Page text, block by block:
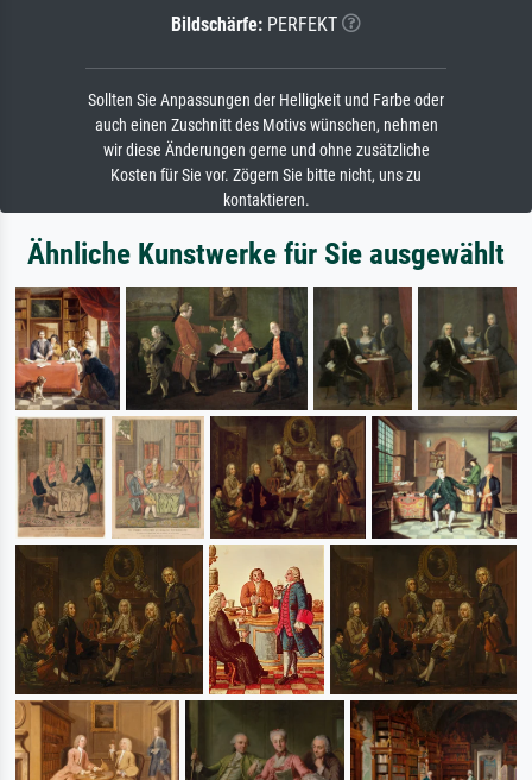
Bildschärfe: PERFEKT
Sollten Sie Anpassungen der Helligkeit und Farbe oder
auch einen Zuschnitt des Motivs wünschen, nehmen
wir diese Änderungen gerne und ohne zusätzliche
Kosten für Sie vor. Zögern Sie bitte nicht, uns zu
kontaktieren.
Ähnliche Kunstwerke für Sie ausgewählt